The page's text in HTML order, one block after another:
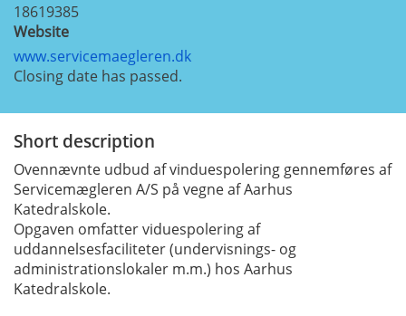
18619385
Website
www.servicemaegleren.dk
Closing date has passed.
Short description
Ovennævnte udbud af vinduespolering gennemføres af
Servicemægleren A/S på vegne af Aarhus
Katedralskole.
Opgaven omfatter viduespolering af
uddannelsesfaciliteter (undervisnings- og
administrationslokaler m.m.) hos Aarhus
Katedralskole.